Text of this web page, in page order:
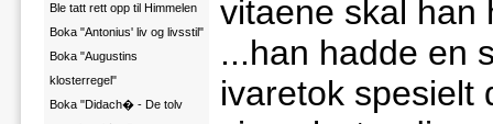
Ble tatt rett opp til Himmelen
Boka "Antonius' liv og livsstil"
Boka "Augustins
klosterregel"
Boka "Didach� - De tolv
vitaene skal
...han hadde en
ivaretok spesielt